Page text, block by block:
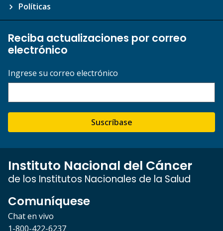
Políticas
Reciba actualizaciones por correo
electrónico
Ingrese su correo electrónico
Suscríbase
Instituto Nacional del Cáncer
de los Institutos Nacionales de la Salud
Comuníquese
Chat en vivo
1-800-422-6237